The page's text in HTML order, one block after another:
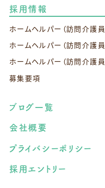
採用情報
ホームヘルパー（訪問介護員
ホームヘルパー（訪問介護員
ホームヘルパー（訪問介護員
募集要項
ブログ一覧
会社概要
プライバシーポリシー
採用エントリー